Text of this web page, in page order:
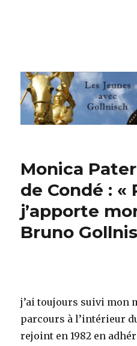
Les jeunes
Monica
de Condé : «
j’apporte
Bruno
j’ai toujours suivi mon
parcours à l’intérieur
rejoint en 1982 en